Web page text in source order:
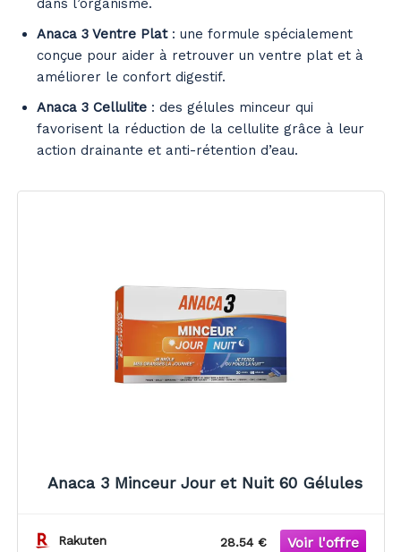
Anaca 3 Ventre Plat: une formule spécialement
conçue pour aider à retrouver un ventre plat et à
améliorer le confort digestif.
Anaca 3 Cellulite : des gélules minceur qui
favorisent la réduction de la cellulite grâce à leur
action drainante et anti-rétention d’eau.
Anaca 3 Minceur Jour et Nuit 60 Gélules
Rakuten 28.54 €